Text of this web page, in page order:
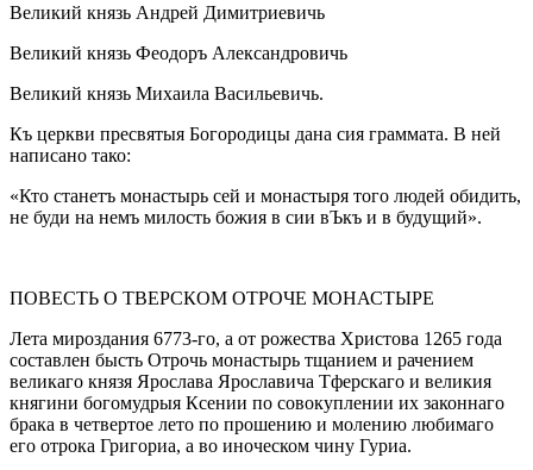
Великий князь Андрей Димитриевичь
Великий князь Феодоръ Александровичь
Великий князь Михаила Васильевичь.
Къ церкви пресвятыя Богородицы дана сия граммата. В ней
написано тако:
«Кто станетъ монастырь сей и монастыря того людей обидить,
не буди на немъ милость божия в сии вЪкъ и в будущий».
ПОВЕСТЬ О ТВЕРСКОМ ОТРОЧЕ МОНАСТЫРЕ
Лета мироздания 6773-го, а от рожества Христова 1265 года
составлен бысть Отрочь монастырь тщанием и рачением
великаго князя Ярослава Ярославича Тферскаго и великия
княгини богомудрыя Ксении по совокуплении их законнаго
брака в четвертое лето по прошению и молению любимаго
его отрока Григориа, а во иноческом чину Гуриа.